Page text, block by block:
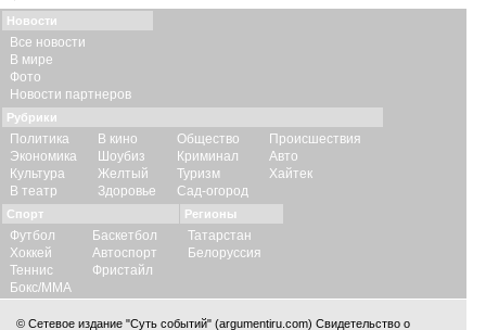
Новости
Все новости
В мире
Фото
Новости партнеров
Рубрики
Политика
Экономика
Культура
В театр
В кино
Шоубиз
Желтый
Здоровье
Общество
Криминал
Туризм
Сад-огород
Происшествия
Авто
Хайтек
Спорт
Футбол
Хоккей
Теннис
Бокс/ММА
Баскетбол
Автоспорт
Фристайл
Регионы
Татарстан
Белоруссия
© Сетевое издание "Суть событий" (argumentiru.com) Свидетельство о